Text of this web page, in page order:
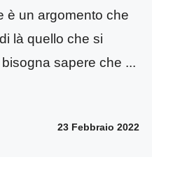
è un argomento che
là quello che si
sapere che ...
23 Febbraio 2022